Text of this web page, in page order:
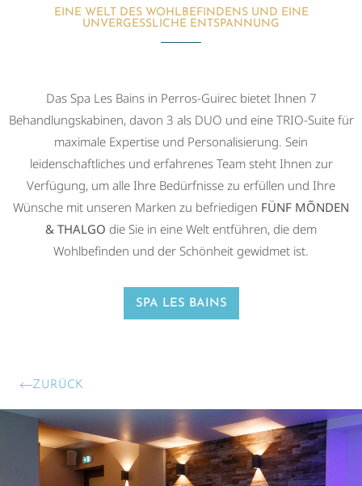
EINE WELT DES WOHLBEFINDENS UND EINE
UNVERGESSLICHE ENTSPANNUNG
Das Spa Les Bains in Perros-Guirec bietet Ihnen 7
Behandlungskabinen, davon 3 als DUO und eine TRIO-Suite für
maximale Expertise und Personalisierung. Sein
leidenschaftliches und erfahrenes Team steht Ihnen zur
Verfügung, um alle Ihre Bedürfnisse zu erfüllen und Ihre
Wünsche mit unseren Marken zu befriedigen FÜNF MÕNDEN
& THALGO die Sie in eine Welt entführen, die dem
Wohlbefinden und der Schönheit gewidmet ist.
SPA LES BAINS
ZURÜCK